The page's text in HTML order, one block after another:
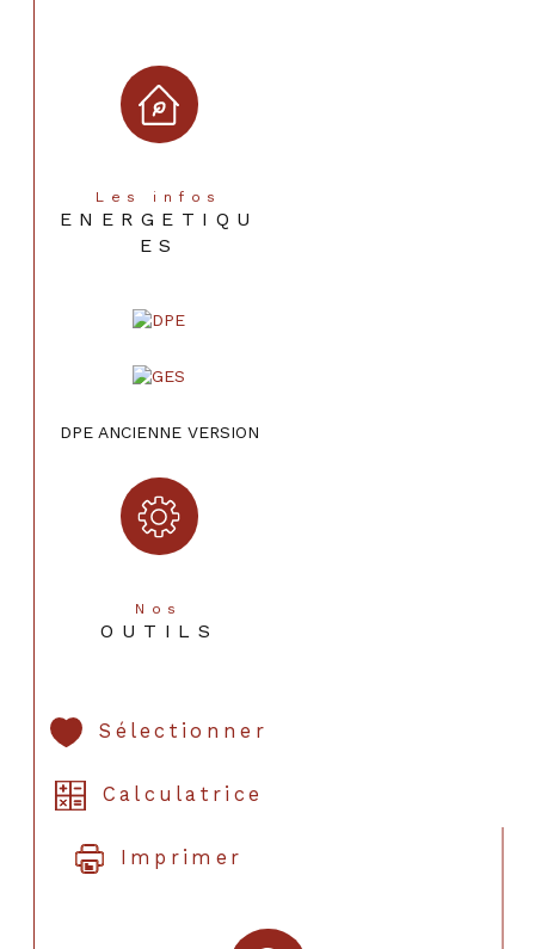
Les infos
ENERGETIQU
ES
DPE ANCIENNE VERSION
Nos
OUTILS
Sélectionner
Calculatrice
Imprimer